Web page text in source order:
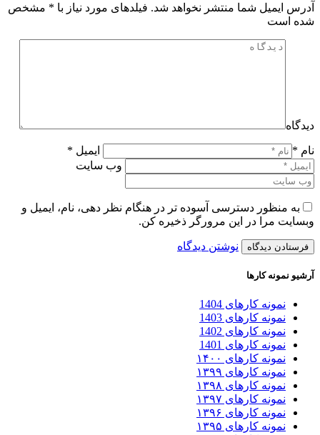
آدرس ایمیل شما منتشر نخواهد شد. فیلدهای مورد نیاز با * مشخص
شده است
دیدگاه
نام *
ایمیل *
وب سایت
به منظور دسترسی آسوده تر در هنگام نظر دهی، نام، ایمیل و
وبسایت مرا در این مرورگر ذخیره کن.
نوشتن دیدگاه
آرشیو نمونه کارها
نمونه کارهای 1404
نمونه کارهای 1403
نمونه کارهای 1402
نمونه کارهای 1401
نمونه کارهای ۱۴۰۰
نمونه کارهای ۱۳۹۹
نمونه کارهای ۱۳۹۸
نمونه کارهای ۱۳۹۷
نمونه کارهای ۱۳۹۶
نمونه کارهای ۱۳۹۵